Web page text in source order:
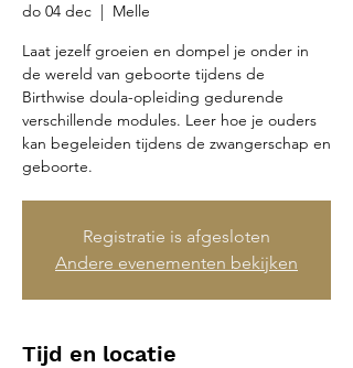
do 04 dec
  |
Melle
Laat jezelf groeien en dompel je onder in
de wereld van geboorte tijdens de
Birthwise doula-opleiding gedurende
verschillende modules. Leer hoe je ouders
kan begeleiden tijdens de zwangerschap en
geboorte.
Registratie is afgesloten
Andere evenementen bekijken
Tijd en locatie